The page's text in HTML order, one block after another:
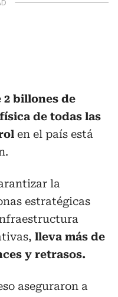
2 billones de
de todas las
en el país está
la
estratégicas
lleva más de
y retrasos.
aseguraron a